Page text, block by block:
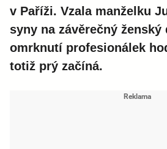
v Paříži. Vzala manželku
syny na závěrečný ženský
omrknutí profesionálek
totiž prý začíná.